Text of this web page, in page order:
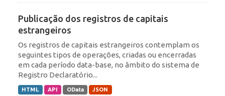
Publicação dos registros de capitais
estrangeiros
Os registros de capitais estrangeiros contemplam os
seguintes tipos de operações, criadas ou encerradas
em cada período data-base, no âmbito do sistema de
Registro Declaratório...
HTML API OData JSON